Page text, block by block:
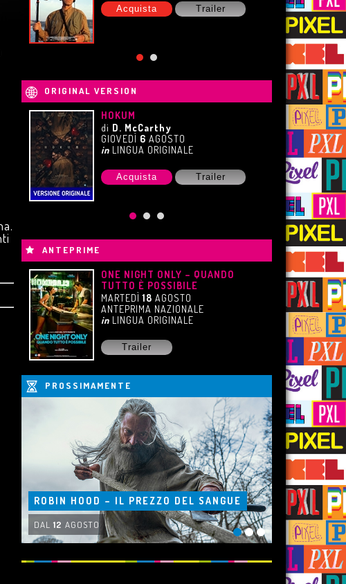
Acquista Trailer
ORIGINAL VERSION
HOKUM
di D. McCarthy
GIOVEDÌ 6 AGOSTO
in LINGUA ORIGINALE
Acquista Trailer
ANTEPRIME
ONE NIGHT ONLY – QUANDO
TUTTO È POSSIBILE
MARTEDÌ18 AGOSTO
ANTEPRIMA NAZIONALE
in LINGUA ORIGINALE
Trailer
PROSSIMAMENTE
ROBIN HOOD – IL PREZZO DEL SANGUE
DAL12 AGOSTO